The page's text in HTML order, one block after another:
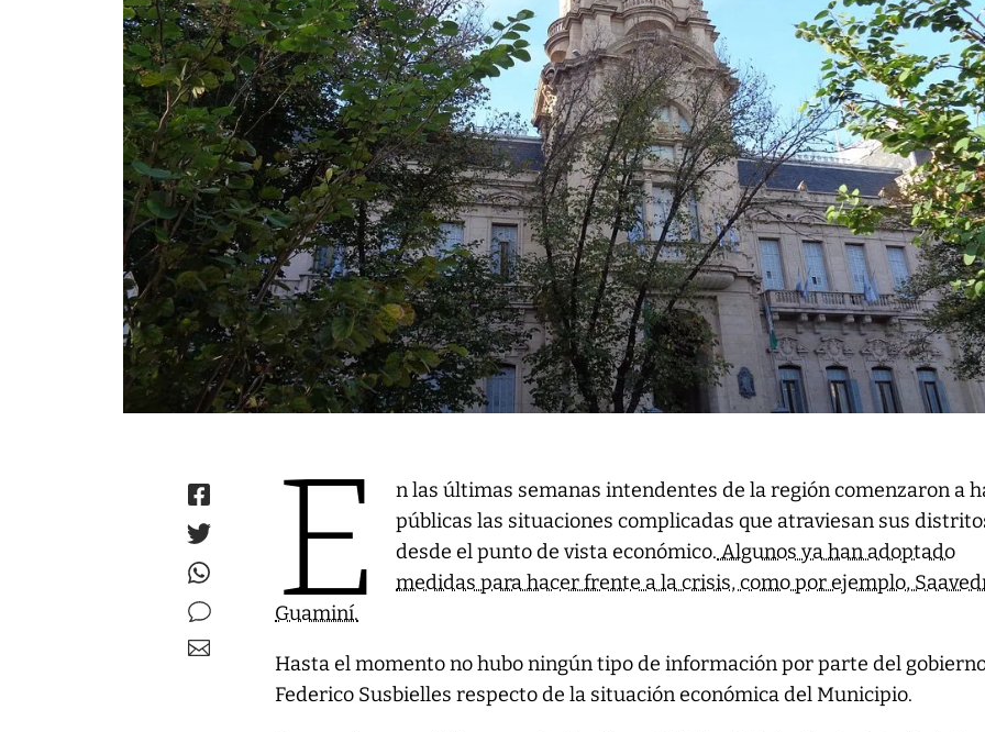
E
n las últimas semanas intendentes de la región comenzaron a
públicas las situaciones complicadas que atraviesan sus
desde el punto de vista económico. Algunos ya han adoptado
medidas para hacer frente a la crisis, como por ejemplo,
Guaminí.
Hasta el momento no hubo ningún tipo de información por parte del
Federico Susbielles respecto de la situación económica del Municipio.